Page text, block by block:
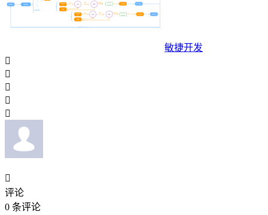
敏捷开发






评论
0 条评论